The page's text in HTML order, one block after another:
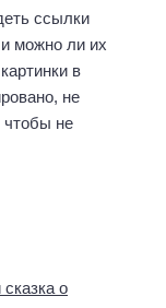
ссылки
можно ли их
в
не
чтобы не
о